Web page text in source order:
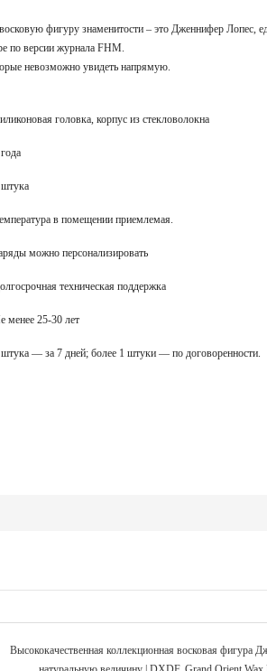
фигуру знаменитости – это Дженнифер Лопес,
по версии журнала FHM.
невозможно увидеть напрямую.
головка, корпус из стекловолокна
в помещении приемлемая.
можно персонализировать
техническая поддержка
менее 25-30 лет
штука — за 7 дней; более 1 штуки — по договоренности.